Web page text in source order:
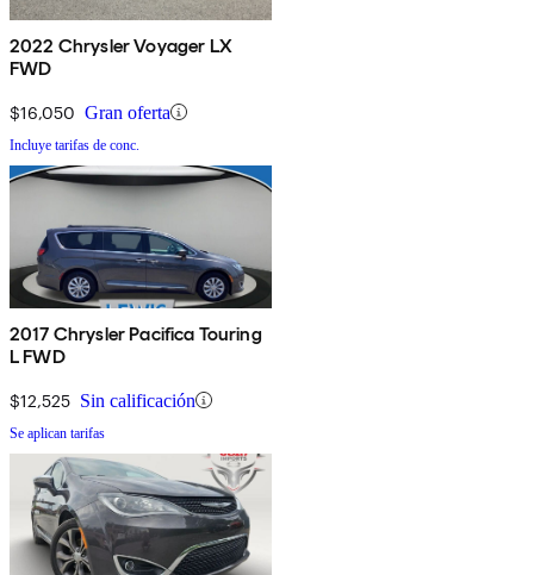
2022 Chrysler Voyager LX
FWD
$16,050 Gran oferta
Incluye tarifas de conc.
2017 Chrysler Pacifica Touring
L FWD
$12,525 Sin calificación
Se aplican tarifas